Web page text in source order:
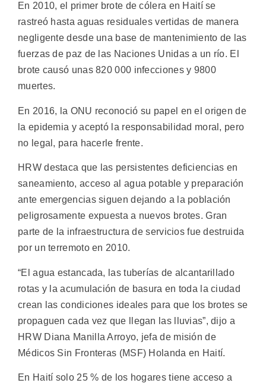
En 2010, el primer brote de cólera en Haití se
rastreó hasta aguas residuales vertidas de manera
negligente desde una base de mantenimiento de las
fuerzas de paz de las Naciones Unidas a un río. El
brote causó unas 820 000 infecciones y 9800
muertes.
En 2016, la ONU reconoció su papel en el origen de
la epidemia y aceptó la responsabilidad moral, pero
no legal, para hacerle frente.
HRW destaca que las persistentes deficiencias en
saneamiento, acceso al agua potable y preparación
ante emergencias siguen dejando a la población
peligrosamente expuesta a nuevos brotes. Gran
parte de la infraestructura de servicios fue destruida
por un terremoto en 2010.
“El agua estancada, las tuberías de alcantarillado
rotas y la acumulación de basura en toda la ciudad
crean las condiciones ideales para que los brotes se
propaguen cada vez que llegan las lluvias”, dijo a
HRW Diana Manilla Arroyo, jefa de misión de
Médicos Sin Fronteras (MSF) Holanda en Haití.
En Haití solo 25 % de los hogares tiene acceso a